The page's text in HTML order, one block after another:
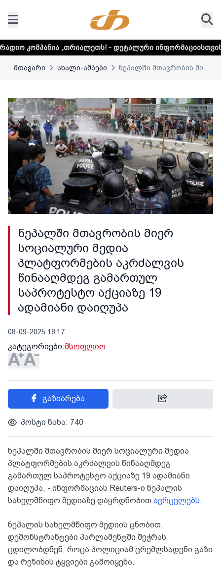
- დეტალური ინფორმაციისთვის დააკლიკეთ
მთავარი ახალი-ამბები ნეპალში მთავრობის მი...
ნეპალში მთავრობის მიერ
სოციალური მედია
პლატფორმების აკრძალვის
წინააღმდეგ გამართულ
საპროტესტო აქციაზე 19
ადამიანი დაიღუპა
08-09-2025 18:17
კატეგორიები:მსოფლიო
გაზიარება
პოსტი ნახა: 740
ნეპალში მთავრობის მიერ სოციალური მედია
პლატფორმების აკრძალვის წინააღმდეგ
გამართულ საპროტესტო აქციაზე 19 ადამიანი
დაიღუპა, - ინფორმაციას Reuters-ი ნეპალის
სახელმწიფო მედიაზე დაყრდნობით ავრცელებს.
ნეპალის სახელმწიფო მედიის ცნობით,
დემონსტრანტები პარლამენტში შეჭრას
ცდილობდნენ, როცა პოლიციამ ცრემლსადენი გაზი
და რეზინის ტყვიები გამოიყენა.